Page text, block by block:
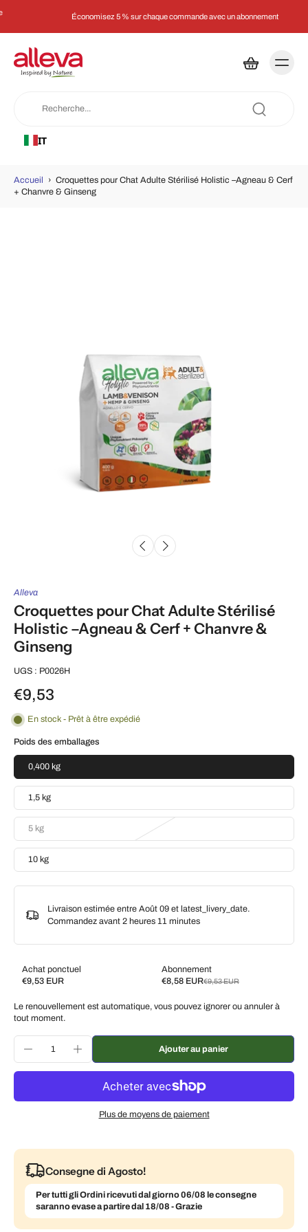
Économisez 5 % sur chaque commande avec un abonnement
IT
Accueil › Croquettes pour Chat Adulte Stérilisé Holistic –Agneau & Cerf
+ Chanvre & Ginseng
Alleva
Croquettes pour Chat Adulte Stérilisé
Holistic –Agneau & Cerf + Chanvre &
Ginseng
UGS : P0026H
€9,53
En stock - Prêt à être expédié
Poids des emballages
0,400 kg
1,5 kg
5 kg
10 kg
Livraison estimée entre Août 09 et latest_livery_date.
Commandez avant 2 heures 11 minutes
Achat ponctuel
€9,53 EUR
Abonnement
€8,58 EUR€9,53 EUR
Subscribe and save
Livrez toutes les 2 semaines, 10 % de réduction
Livrez toutes les 3 semaines, 7 % de réduction
€8,86 EUR
Livrez chaque mois, 5 % de réduction
Le renouvellement est automatique, vous pouvez ignorer ou annuler à
tout moment.
Ajouter au panier
Plus de moyens de paiement
Consegne di Agosto!
Per tutti gli Ordini ricevuti dal giorno 06/08 le consegne
saranno evase a partire dal 18/08 - Grazie